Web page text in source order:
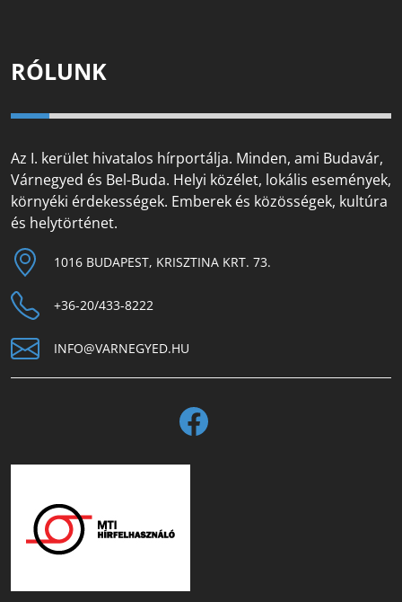
RÓLUNK
Az I. kerület hivatalos hírportálja. Minden, ami Budavár,
Várnegyed és Bel-Buda. Helyi közélet, lokális események,
környéki érdekességek. Emberek és közösségek, kultúra
és helytörténet.
1016 BUDAPEST, KRISZTINA KRT. 73.
+36-20/433-8222
INFO@VARNEGYED.HU